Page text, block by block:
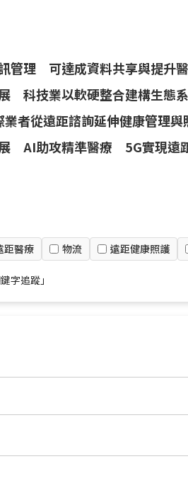
管理 可達成資料共享與提升
科技業以軟硬整合建構生態
者從遠距諮詢延伸健康管理與
展 AI助攻精準醫療 5G實現
距醫療 物流 遠距健康照護
字追蹤」